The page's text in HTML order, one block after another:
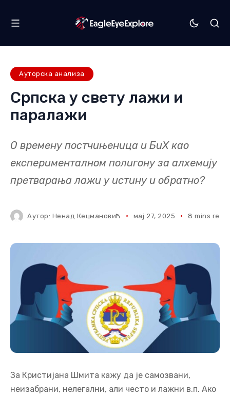
Ауторска анализа
Српска у свету лажи и
паралажи
О времену постчињеница и БиХ као
експерименталном полигону за алхемију
претварања лажи у истину и обратно?
Аутор: Ненад Кецмановић мај 27, 2025 8 mins read
За Кристијана Шмита кажу да је самозвани,
неизабрани, нелегални, али често и лажни в.п. Ако